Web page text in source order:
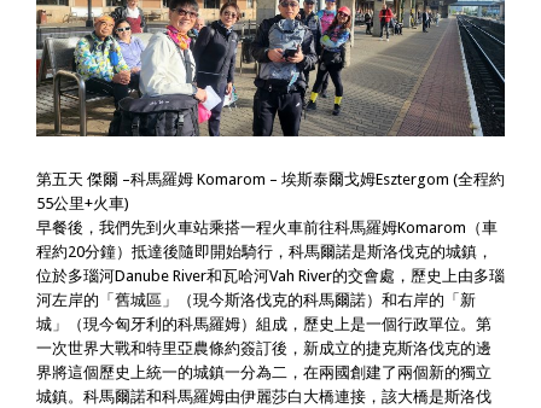
第五天 傑爾 –科馬羅姆 Komarom – 埃斯泰爾戈姆Esztergom (全程約
55公里+火車)
早餐後，我們先到火車站乘搭一程火車前往科馬羅姆Komarom（車
程約20分鐘）抵達後隨即開始騎行，科馬爾諾是斯洛伐克的城鎮，
位於多瑙河Danube River和瓦哈河Vah River的交會處，歷史上由多瑙
河左岸的「舊城區」（現今斯洛伐克的科馬爾諾）和右岸的「新
城」（現今匈牙利的科馬羅姆）組成，歷史上是一個行政單位。第
一次世界大戰和特里亞農條約簽訂後，新成立的捷克斯洛伐克的邊
界將這個歷史上統一的城鎮一分為二，在兩國創建了兩個新的獨立
城鎮。科馬爾諾和科馬羅姆由伊麗莎白大橋連接，該大橋是斯洛伐